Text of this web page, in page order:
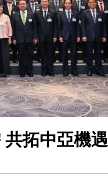
DAY同步啟幕
修班啟動
共拓中亞機遇